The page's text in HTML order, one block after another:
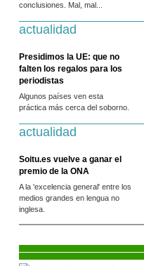
conclusiones. Mal, mal...
actualidad
Presidimos la UE: que no
falten los regalos para los
periodistas
Algunos países ven esta
práctica más cerca del soborno.
actualidad
Soitu.es vuelve a ganar el
premio de la ONA
A la 'excelencia general' entre los
medios grandes en lengua no
inglesa.